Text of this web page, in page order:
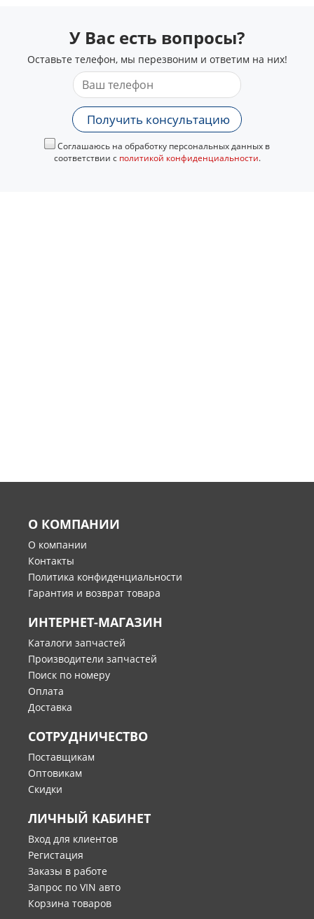
У Вас есть вопросы?
Оставьте телефон, мы перезвоним и ответим на них!
Получить консультацию
Соглашаюсь на обработку персональных данных в
соответствии с политикой конфиденциальности.
О КОМПАНИИ
О компании
Контакты
Политика конфиденциальности
Гарантия и возврат товара
ИНТЕРНЕТ-МАГАЗИН
Каталоги запчастей
Производители запчастей
Поиск по номеру
Оплата
Доставка
СОТРУДНИЧЕСТВО
Поставщикам
Оптовикам
Скидки
ЛИЧНЫЙ КАБИНЕТ
Вход для клиентов
Регистация
Заказы в работе
Запрос по VIN авто
Корзина товаров